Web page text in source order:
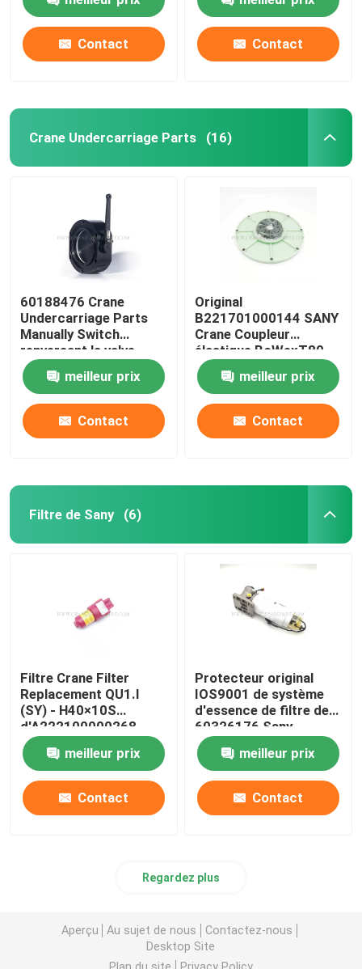
Contact Contact
Crane Undercarriage Parts (16)
60188476 Crane
Undercarriage Parts
Manually Switch
renversant la valve
pour SANY JZF80FD
meilleur prix
Contact
Original
B221701000144 SANY
Crane Coupleur
élastique BoWexT80-
11.5
meilleur prix
Contact
Filtre de Sany (6)
Filtre Crane Filter
Replacement QU1.I
(SY) - H40×10S
d'A222100000268
Sany
meilleur prix
Contact
Protecteur original
IOS9001 de système
d'essence de filtre de
60326176 Sany
meilleur prix
Contact
Regardez plus
Aperçu Au sujet de nous
Contactez-nous
Desktop Site
Plan du site
Privacy Policy